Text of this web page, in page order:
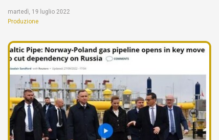
martedì, 19 luglio 2022
Produzione